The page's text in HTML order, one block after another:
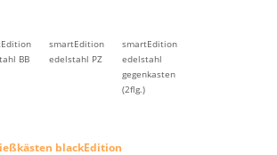
BB
smartEdition
edelstahl PZ
smartEdition
edelstahl
gegenkasten
(2flg.)
blackEdition